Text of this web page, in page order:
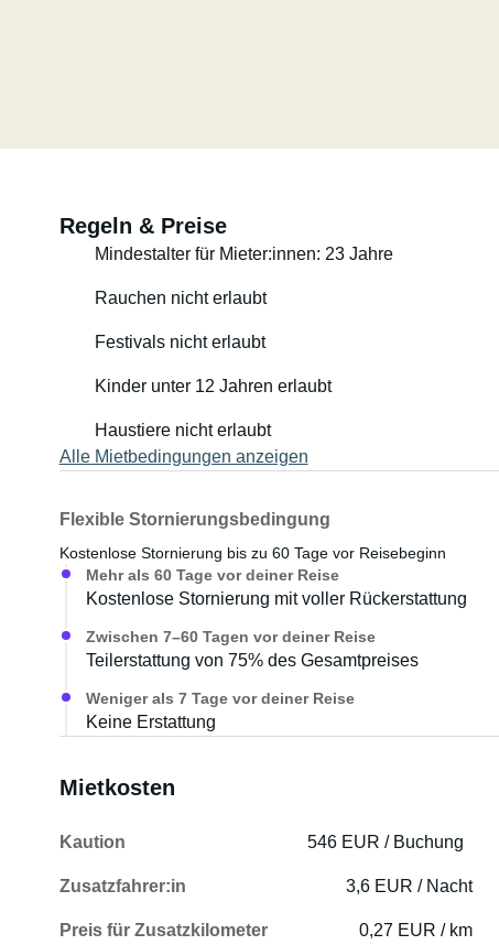
Regeln & Preise
Mindestalter für Mieter:innen: 23 Jahre
Rauchen nicht erlaubt
Festivals nicht erlaubt
Kinder unter 12 Jahren erlaubt
Haustiere nicht erlaubt
Alle Mietbedingungen anzeigen
Flexible Stornierungsbedingung
Kostenlose Stornierung bis zu 60 Tage vor Reisebeginn
Mehr als 60 Tage vor deiner Reise
Kostenlose Stornierung mit voller Rückerstattung
Zwischen 7–60 Tagen vor deiner Reise
Teilerstattung von 75% des Gesamtpreises
Weniger als 7 Tage vor deiner Reise
Keine Erstattung
Mietkosten
Kaution 546 EUR / Buchung
Zusatzfahrer:in 3,6 EUR / Nacht
Preis für Zusatzkilometer 0,27 EUR / km